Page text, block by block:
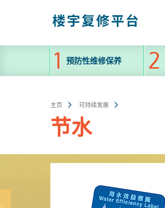
容
预防性维修保养
主页 可持续发展
节水